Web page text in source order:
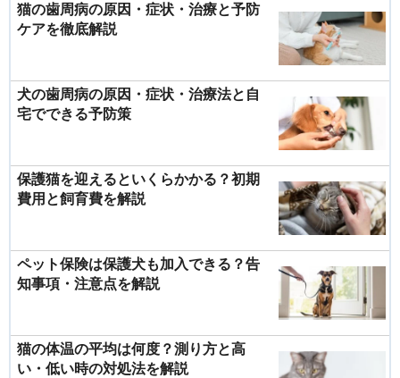
猫の歯周病の原因・症状・治療と予防
ケアを徹底解説
犬の歯周病の原因・症状・治療法と自
宅でできる予防策
保護猫を迎えるといくらかかる？初期
費用と飼育費を解説
ペット保険は保護犬も加入できる？告
知事項・注意点を解説
猫の体温の平均は何度？測り方と高
い・低い時の対処法を解説